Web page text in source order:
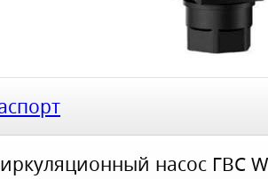
насос ГВС